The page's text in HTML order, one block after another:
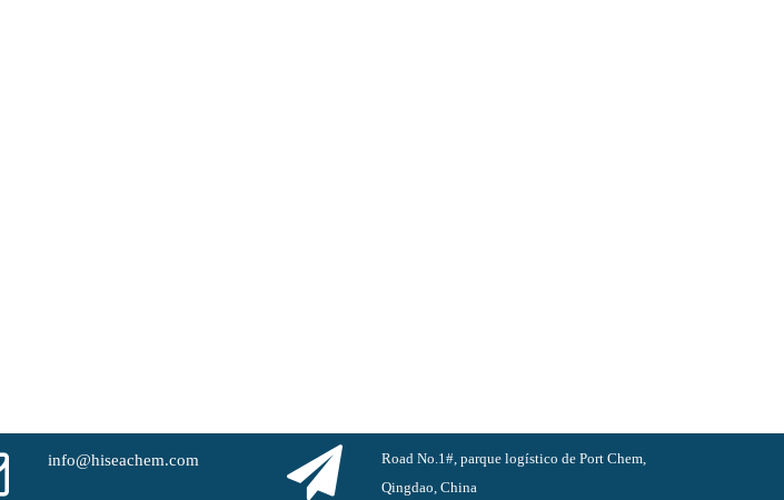
info@hiseachem.com
Road No.1#, parque logístico de Port Chem,
Qingdao, China